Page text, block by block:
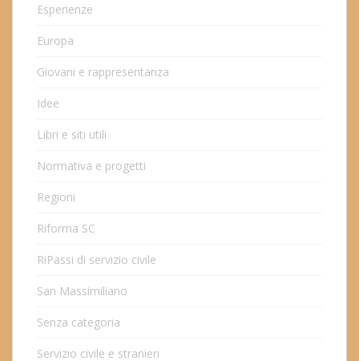
Esperienze
Europa
Giovani e rappresentanza
Idee
Libri e siti utili
Normativa e progetti
Regioni
Riforma SC
RiPassi di servizio civile
San Massimiliano
Senza categoria
Servizio civile e stranieri